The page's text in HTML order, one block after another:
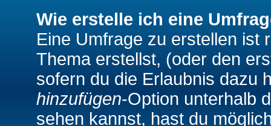
Wie erstelle ich eine
Eine Umfrage zu erstellen ist
Thema erstellst, (oder den
sofern du die Erlaubnis dazu
hinzufügen-Option unterhalb
sehen kannst, hast du